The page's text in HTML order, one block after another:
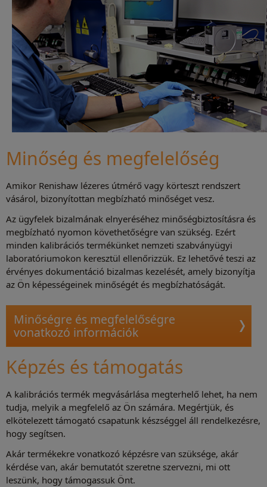
Minőség és megfelelőség
Amikor Renishaw lézeres útmérő vagy körteszt rendszert
vásárol, bizonyítottan megbízható minőséget vesz.
Az ügyfelek bizalmának elnyeréséhez minőségbiztosításra és
megbízható nyomon követhetőségre van szükség. Ezért
minden kalibrációs termékünket nemzeti szabványügyi
laboratóriumokon keresztül ellenőrizzük. Ez lehetővé teszi az
érvényes dokumentáció bizalmas kezelését, amely bizonyítja
az Ön képességeinek minőségét és megbízhatóságát.
Minőségre és megfelelőségre
vonatkozó információk
Képzés és támogatás
A kalibrációs termék megvásárlása megterhelő lehet, ha nem
tudja, melyik a megfelelő az Ön számára. Megértjük, és
elkötelezett támogató csapatunk készséggel áll rendelkezésre,
hogy segítsen.
Akár termékekre vonatkozó képzésre van szüksége, akár
kérdése van, akár bemutatót szeretne szervezni, mi ott
leszünk, hogy támogassuk Önt.